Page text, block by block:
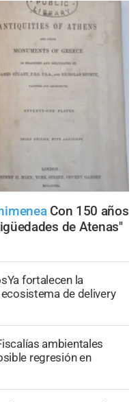
Con 150 años
de Atenas"
fortalecen la
de delivery
ambientales
regresión en